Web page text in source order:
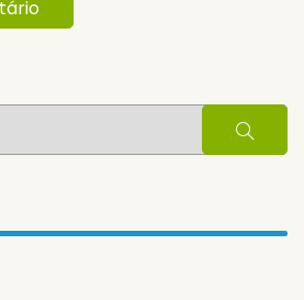
Search